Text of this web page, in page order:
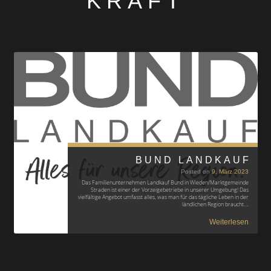
BUND LANDKAUF
Posted on 9. März 2023
Das Familienunternehmen Landkauf Bund in Wieden/Marktgemeinde
Straden ist einer der Vorzeigebetriebe in unserer Umgebung! Das
vielfältige Angebot umfasst alles, was man für das tägliche Leben in der
ländlichen Region braucht.…
Weiterlesen